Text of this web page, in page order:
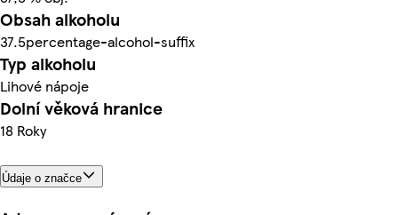
Obsah alkoholu
37.5percentage-alcohol-suffix
Typ alkoholu
Lihové nápoje
Dolní věková hranice
18 Roky
Údaje o značce